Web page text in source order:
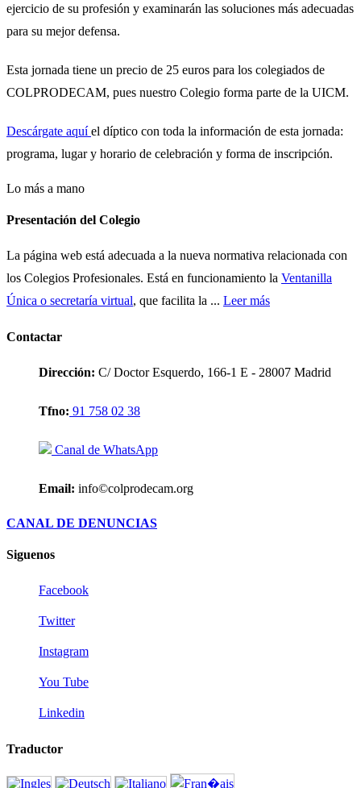
ejercicio de su profesión y examinarán las soluciones más adecuadas
para su mejor defensa.
Esta jornada tiene un precio de 25 euros para los colegiados de
COLPRODECAM, pues nuestro Colegio forma parte de la UICM.
Descárgate aquíel díptico con toda la información de esta jornada:
programa, lugar y horario de celebración y forma de inscripción.
Lo más a mano
Presentación del Colegio
La página web está adecuada a la nueva normativa relacionada con
los Colegios Profesionales. Está en funcionamiento la Ventanilla
Única o secretaría virtual, que facilita la ... Leer más
Contactar
Dirección: C/ Doctor Esquerdo, 166-1 E - 28007 Madrid
Tfno: 91 758 02 38
Canal de WhatsApp
Email: info©colprodecam.org
CANAL DE DENUNCIAS
Siguenos
Facebook
Twitter
Instagram
You Tube
Linkedin
Traductor